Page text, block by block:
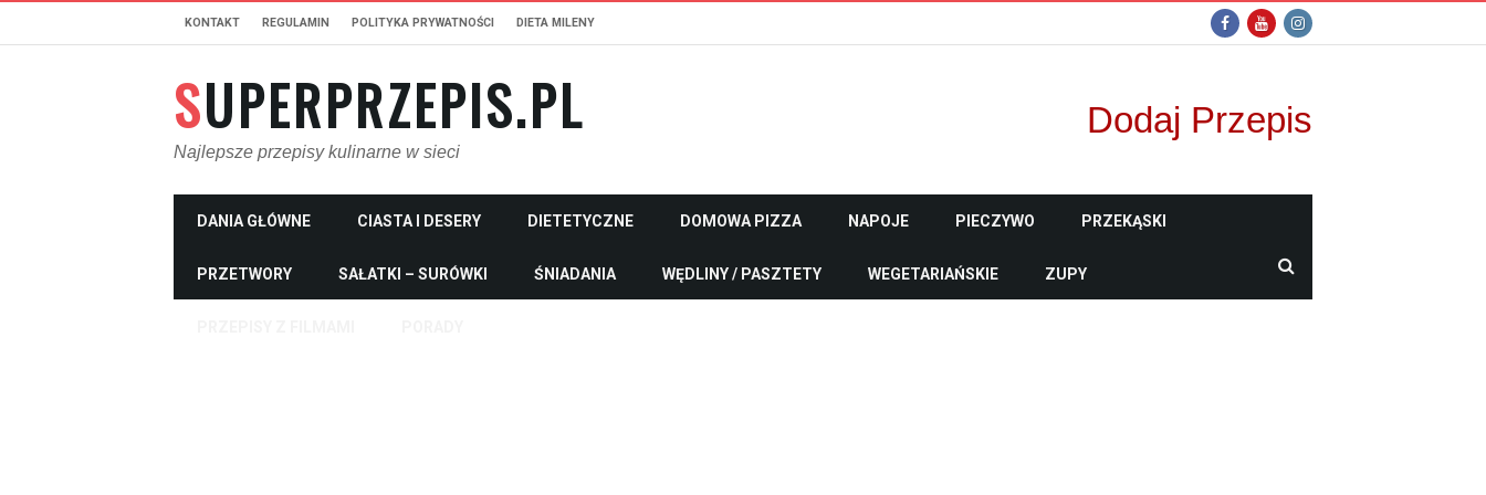
KONTAKT REGULAMIN POLITYKA PRYWATNOŚCI DIETA MILENY
SUPERPRZEPIS.PL
Najlepsze przepisy kulinarne w sieci
Dodaj Przepis
DANIA GŁÓWNE CIASTA I DESERY DIETETYCZNE DOMOWA PIZZA NAPOJE PIECZYWO PRZEKĄSKI
PRZETWORY SAŁATKI – SURÓWKI ŚNIADANIA WĘDLINY / PASZTETY WEGETARIAŃSKIE ZUPY